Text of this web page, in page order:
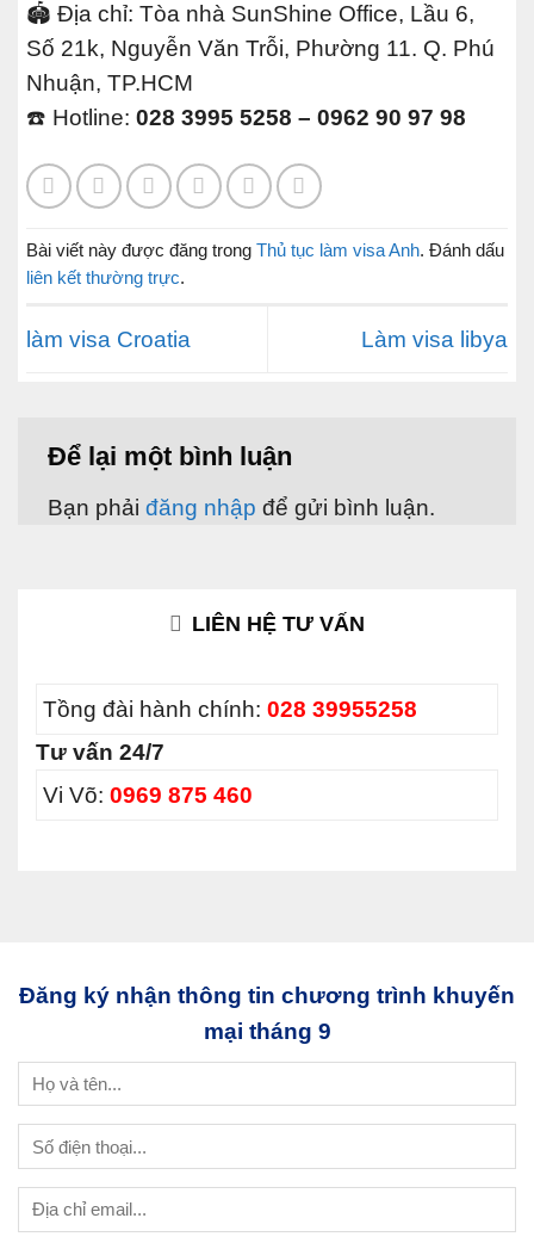
🏟 Địa chỉ: Tòa nhà SunShine Office, Lầu 6,
Số 21k, Nguyễn Văn Trỗi, Phường 11. Q. Phú
Nhuận, TP.HCM
☎️ Hotline: 028 3995 5258 – 0962 90 97 98
Bài viết này được đăng trong Thủ tục làm visa Anh. Đánh dấu
liên kết thường trực.
làm visa Croatia Làm visa libya
Để lại một bình luận
Bạn phải đăng nhập để gửi bình luận.
LIÊN HỆ TƯ VẤN
Tồng đài hành chính: 028 39955258
Tư vấn 24/7
Vi Võ: 0969 875 460
Đăng ký nhận thông tin chương trình khuyến
mại tháng 9